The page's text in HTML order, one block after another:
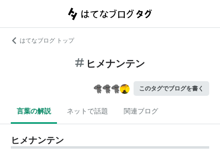
はてなブログ トップ
ヒメナンテン
このタグでブログを書く
言葉の解説 ネットで話題 関連ブログ
ヒメナンテン